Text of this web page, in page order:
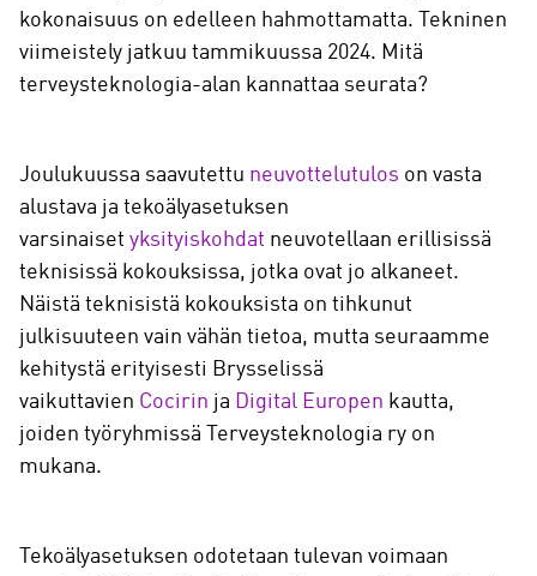
kokonaisuus on edelleen hahmottamatta. Tekninen
viimeistely jatkuu tammikuussa 2024. Mitä
terveysteknologia-alan kannattaa seurata?
Joulukuussa saavutettu neuvottelutulos on vasta
alustava ja tekoälyasetuksen
varsinaiset yksityiskohdat neuvotellaan erillisissä
teknisissä kokouksissa, jotka ovat jo alkaneet.
Näistä teknisistä kokouksista on tihkunut
julkisuuteen vain vähän tietoa, mutta seuraamme
kehitystä erityisesti Brysselissä
vaikuttavien Cocirin ja Digital Europen kautta,
joiden työryhmissä Terveysteknologia ry on
mukana.
Tekoälyasetuksen odotetaan tulevan voimaan